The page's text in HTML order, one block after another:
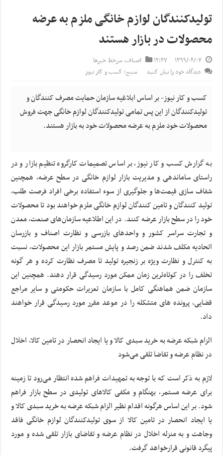
تولیدکنندگان لوازم خانگی ملزم به عرضه
محصولات در بازار هستند
۱۳۹۹/۰۴/۰۷ ۱۲:۴۷ اصناف,سرخط خبرها
دیدگاه خود را بیان کنید
منبع: کسب و کار نیوز
کسب و کار نیوز- بر اساس ابلاغیه سازمان حمایت مصرف کنندگان و
تولیدکنندگان از این پس تمامی تولیدکنندگان لوازم خانگی جهت فروش
محصولات خود ملزم به عرضه محصولات خود به بازار هستند.
به گزارش کسب و کار نیوز، بر اساس تصمیمات کارگروه تنظیم بازار و در
راستای ساماندهی و مدیریت بازار لوازم خانگی در سطح عرضه، همچنین
شفاف سازی قیمت‌ها و جلوگیری از سوء استفاده برخی افراد فرصت طلب،
تولید کنندگان و تامین کنندگان لوازم خانگی ملزم خواهند بود تا محصولات
خود را در سطح بازار عرضه کنند. در این اطلاعیه سازمان‌های صنعت، معدن
و تجارت سراسر کشور و واحدهای بازرسی و نظارت اصناف و بازرسان
اتحادیه مکلف شدند ضمن رصد و پایش مستمر بازار این محصولات، نسبت
به کنترل و نظارت ویژه بر زنجیره تولید تا مصرف نظارت کرده و هر گونه
تخلف را در کوتاه‌ترین زمان ممکن مورد رسیدگی قرار دهند. همچنین این
سازمان ضمن هماهنگی کامل با سازمان تعزیرات حکومتی و سایر مراجع
قضایی، پرونده های متشکله را در موعد مقرر مورد رسیدگی قرار خواهند
داد.
الزام شبکه عرضه به خرید سبدی کالا و یا ایجاد انحصار در تامین کالا، اخلال
در نظام عرضه و تقاضا تلقی می‌شود
لازم به ذکر است که با توجه به تمهیدات فراهم شده انتظار می‌رود تا زمینه
برای عرضه مستمر، بهنگام و مکفی کالاهای تولیدی در سطح بازار فراهم
شود. بر این اساس هرگونه اقدام نظیر الزام شبکه عرضه به خرید سبدی کالا و
یا ایجاد انحصار در تامین کالا از سوی تولیدکنندگان لوازم خانگی فاقد
وجاهت و به منزله اخلال در نظام عرضه و تقاضای بازار تلقی شده و مورد
پیگرد قانونی قرارخواهد گرفت.